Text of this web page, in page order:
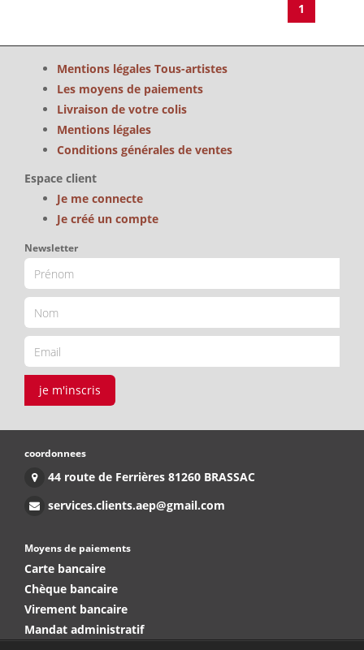
1
Mentions légales Tous-artistes
Les moyens de paiements
Livraison de votre colis
Mentions légales
Conditions générales de ventes
Espace client
Je me connecte
Je créé un compte
Newsletter
je m'inscris
coordonnees
44 route de Ferrières 81260 BRASSAC
services.clients.aep@gmail.com
Moyens de paiements
Carte bancaire
Chèque bancaire
Virement bancaire
Mandat administratif